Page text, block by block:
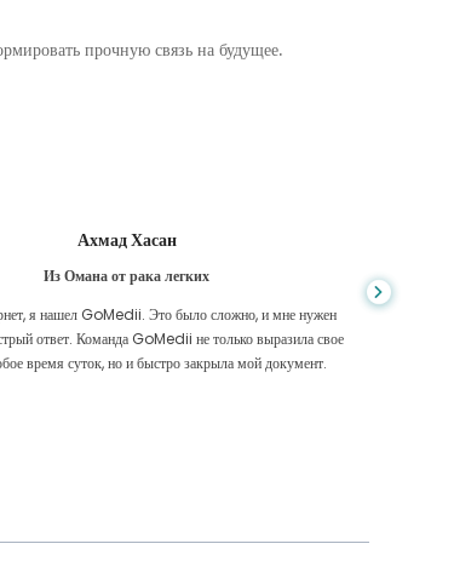
прочную связь на будущее.
Ахмад Хасан
Из Омана от рака легких
я нашел GoMedii. Это было сложно, и мне нужен
ответ. Команда GoMedii не только выразила свое
время суток, но и быстро закрыла мой документ.